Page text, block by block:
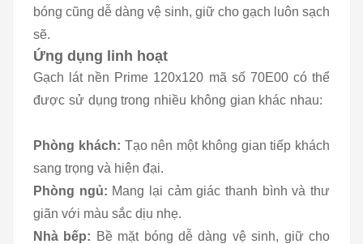
bóng cũng dễ dàng vệ sinh, giữ cho gạch luôn sạch
sẽ.
Ứng dụng linh hoạt
Gạch lát nền Prime 120x120 mã số 70E00 có thể
được sử dụng trong nhiều không gian khác nhau:
Phòng khách: Tạo nên một không gian tiếp khách
sang trọng và hiện đại.
Phòng ngủ: Mang lại cảm giác thanh bình và thư
giãn với màu sắc dịu nhẹ.
Nhà bếp: Bề mặt bóng dễ dàng vệ sinh, giữ cho